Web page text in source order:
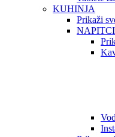
KUHINJA
Prikaži
NAPITCI